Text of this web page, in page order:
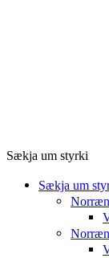
Sækja um styrki
Sækja um